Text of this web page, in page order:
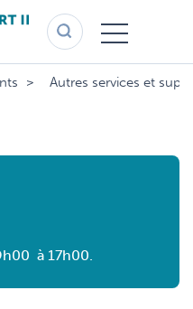
Autres services et
à 17h00.